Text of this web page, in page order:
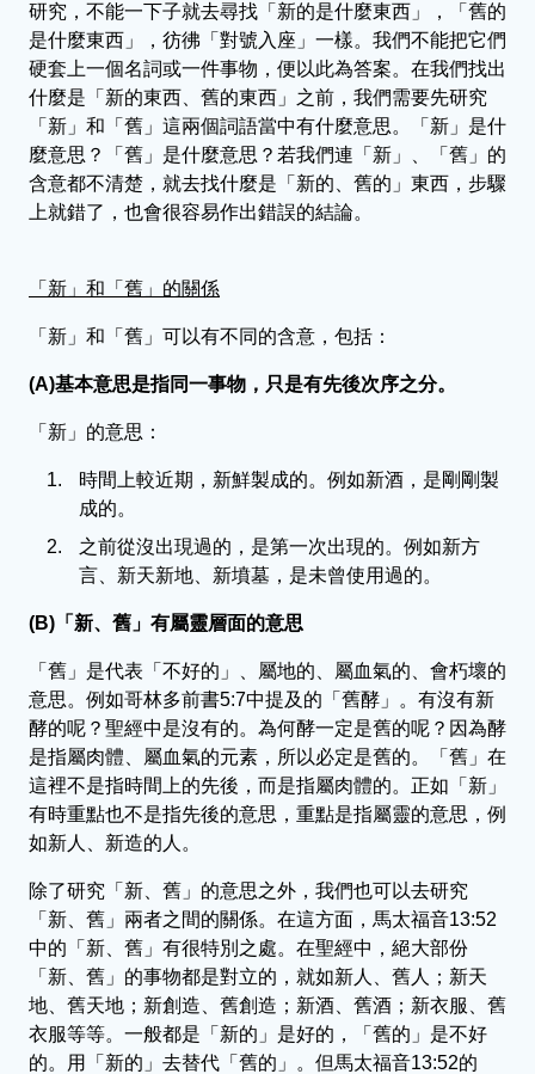
研究，不能一下子就去尋找「新的是什麼東西」，「舊的
是什麼東西」，彷彿「對號入座」一樣。我們不能把它們
硬套上一個名詞或一件事物，便以此為答案。在我們找出
什麼是「新的東西、舊的東西」之前，我們需要先研究
「新」和「舊」這兩個詞語當中有什麼意思。「新」是什
麼意思？「舊」是什麼意思？若我們連「新」、「舊」的
含意都不清楚，就去找什麼是「新的、舊的」東西，步驟
上就錯了，也會很容易作出錯誤的結論。
「新」和「舊」的關係
「新」和「舊」可以有不同的含意，包括：
(A)基本意思是指同一事物，只是有先後次序之分。
「新」的意思：
時間上較近期，新鮮製成的。例如新酒，是剛剛製
成的。
之前從沒出現過的，是第一次出現的。例如新方
言、新天新地、新墳墓，是未曾使用過的。
(B)「新、舊」有屬靈層面的意思
「舊」是代表「不好的」、屬地的、屬血氣的、會朽壞的
意思。例如哥林多前書5:7中提及的「舊酵」。有沒有新
酵的呢？聖經中是沒有的。為何酵一定是舊的呢？因為酵
是指屬肉體、屬血氣的元素，所以必定是舊的。「舊」在
這裡不是指時間上的先後，而是指屬肉體的。正如「新」
有時重點也不是指先後的意思，重點是指屬靈的意思，例
如新人、新造的人。
除了研究「新、舊」的意思之外，我們也可以去研究
「新、舊」兩者之間的關係。在這方面，馬太福音13:52
中的「新、舊」有很特別之處。在聖經中，絕大部份
「新、舊」的事物都是對立的，就如新人、舊人；新天
地、舊天地；新創造、舊創造；新酒、舊酒；新衣服、舊
衣服等等。一般都是「新的」是好的，「舊的」是不好
的。用「新的」去替代「舊的」。但馬太福音13:52的